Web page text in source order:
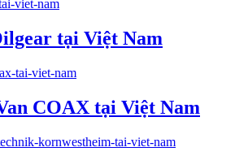
tại Việt Nam
COAX tại Việt Nam